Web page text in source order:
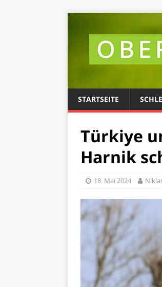
STARTSEITE
Türkiye
Harnik
18. Mai 2024